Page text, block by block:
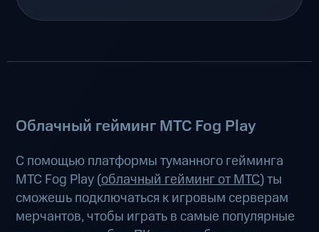
Облачный гейминг МТС Fog Play
С помощью платформы туманного гейминга
МТС Fog Play (облачный гейминг от МТС) ты
сможешь подключаться к игровым серверам
мерчантов, чтобы играть в самые популярные